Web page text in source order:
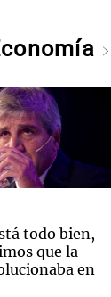
todo bien,
que la
en